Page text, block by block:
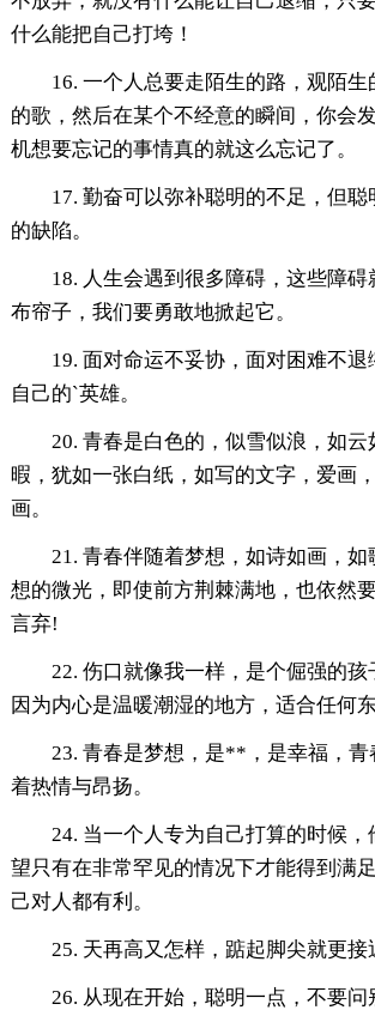
什么能把自己打垮！
16. 一个人总要走陌生的路，观陌生
的歌，然后在某个不经意的瞬间，你会
机想要忘记的事情真的就这么忘记了。
17. 勤奋可以弥补聪明的不足，但
的缺陷。
18. 人生会遇到很多障碍，这些障
布帘子，我们要勇敢地掀起它。
19. 面对命运不妥协，面对困难不
自己的`英雄。
20. 青春是白色的，似雪似浪，如云
暇，犹如一张白纸，如写的文字，爱画
画。
21. 青春伴随着梦想，如诗如画，如
想的微光，即使前方荆棘满地，也依然
言弃!
22. 伤口就像我一样，是个倔强的孩
因为内心是温暖潮湿的地方，适合任何东
23. 青春是梦想，是**，是幸福，
着热情与昂扬。
24. 当一个人专为自己打算的时候，
望只有在非常罕见的情况下才能得到满
己对人都有利。
25. 天再高又怎样，踮起脚尖就更接
26. 从现在开始，聪明一点，不要问